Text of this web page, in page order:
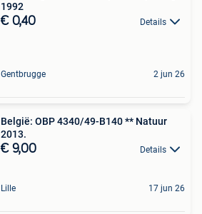
1992
€ 0,40 Details
Gentbrugge 2 jun 26
België: OBP 4340/49-B140 ** Natuur
2013.
€ 9,00 Details
Lille 17 jun 26